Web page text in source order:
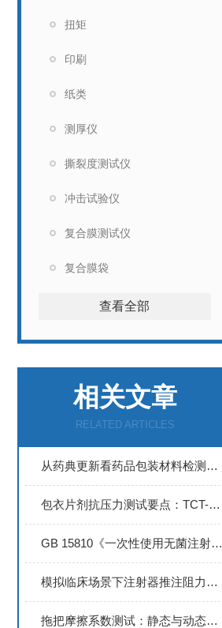
扭矩
印刷
纸类
测厚仪
撕裂度测试仪
冲击试验仪
复合膜测试仪
复合膜袋
查看全部
相关文章
RELATED ARTICLES
从药典更新看药品包装材料检测仪器的升级路径
包衣片剂抗压力测试要点：TCT-01避免包衣层干扰方案
GB 15810《一次性使用无菌注射器》标准中关于 “滑动性能 & 滑动性能试验”
模拟临床场景下注射器推注阻力的量化检测方法
拖把摩擦系数测试：静态与动态分析对比